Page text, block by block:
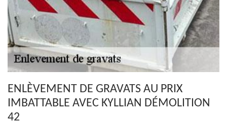
ENLÈVEMENT DE GRAVATS AU PRIX
IMBATTABLE AVEC KYLLIAN DÉMOLITION
42